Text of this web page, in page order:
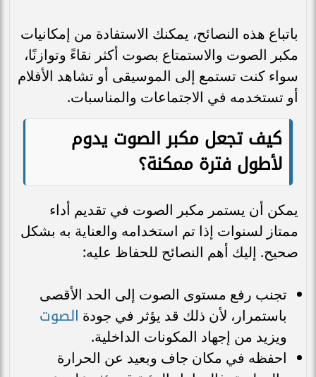
باتباع هذه النصائح، يمكنك الاستفادة من إمكانيات
مكبر الصوت والاستمتاع بصوت أكثر نقاءً وتوازنًا،
سواء كنت تستمع إلى الموسيقى أو تشاهد الأفلام
أو تستخدمه في الاجتماعات والمناسبات.
كيف تجعل مكبر الصوت يدوم
لأطول فترة ممكنة؟
يمكن أن يستمر مكبر الصوت في تقديم أداء
ممتاز لسنوات إذا تم استخدامه والعناية به بشكل
صحيح. إليك أهم النصائح للحفاظ عليه:
تجنب رفع مستوى الصوت إلى الحد الأقصى
باستمرار، لأن ذلك قد يؤثر في جودة الصوت
ويزيد من إجهاد المكونات الداخلية.
احفظه في مكان جاف وبعيد عن الحرارة